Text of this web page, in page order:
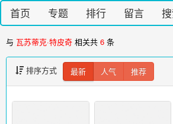
首页 专题 排行 留言
与 瓦苏蒂克·特皮奇 相关共 6 条
排序方式 最新 人气 推荐